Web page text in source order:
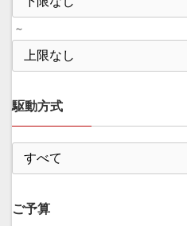
～
駆動方式
ご予算